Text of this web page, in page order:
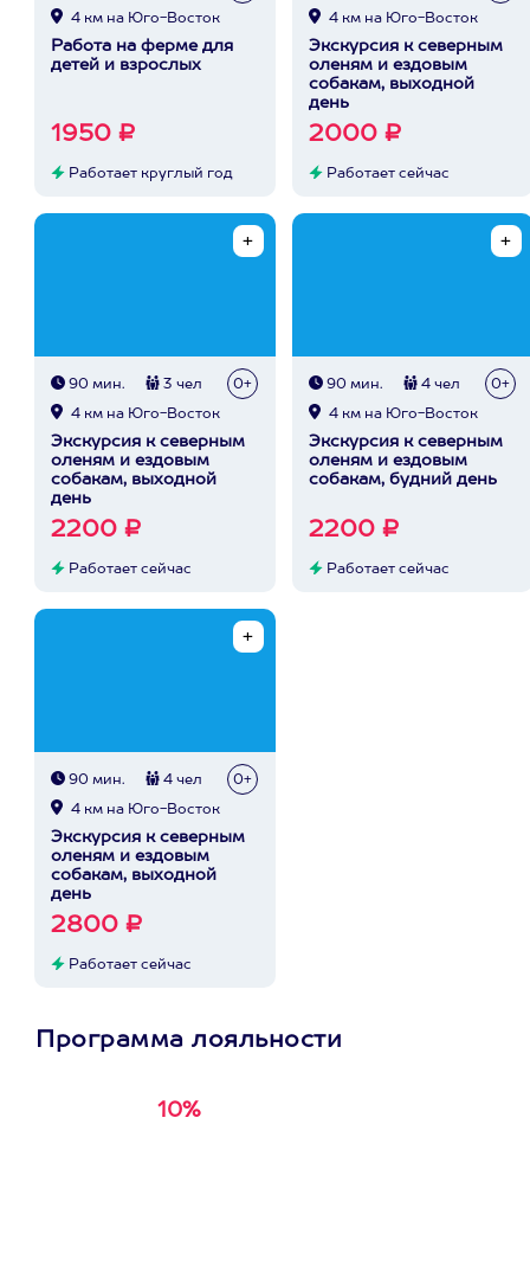
4 км на Юго-Восток
Работа на ферме для
детей и взрослых
1950 ₽
Работает круглый год
4 км на Юго-Восток
Экскурсия к северным
оленям и ездовым
собакам, выходной
день
2000 ₽
Работает сейчас
90 мин. 3 чел 0+
4 км на Юго-Восток
Экскурсия к северным
оленям и ездовым
собакам, выходной
день
2200 ₽
Работает сейчас
90 мин. 4 чел 0+
4 км на Юго-Восток
Экскурсия к северным
оленям и ездовым
собакам, будний день
2200 ₽
Работает сейчас
90 мин. 4 чел 0+
4 км на Юго-Восток
Экскурсия к северным
оленям и ездовым
собакам, выходной
день
2800 ₽
Работает сейчас
Программа лояльности
10%